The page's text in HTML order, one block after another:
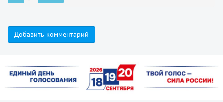
Добавить комментарий